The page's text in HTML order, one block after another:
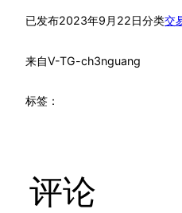
已发布2023年9月22日分类交
来自V-TG-ch3nguang
标签：
评论